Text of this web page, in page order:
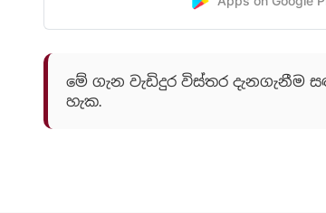
මේ ගැන වැඩිදුර විස්තර දැනගැනීම
හැක.